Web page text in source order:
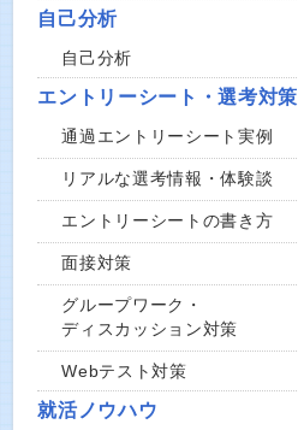
自己分析
自己分析
エントリーシート・選考対策
通過エントリーシート実例
リアルな選考情報・体験談
エントリーシートの書き方
面接対策
グループワーク・
ディスカッション対策
Webテスト対策
就活ノウハウ